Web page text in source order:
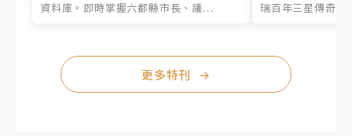
資料庫。即時掌握六都縣市長、議...
瑞百年三星傳奇、
更多特刊 →